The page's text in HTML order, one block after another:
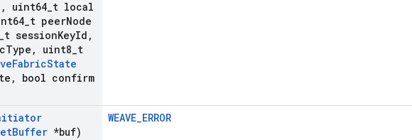
, uint64 t local
t peerNode
t sessionKeyId ,
Type , uint8 t
FabricState
,
bool confirm
Buffer *buf)
WEAVE_ERROR